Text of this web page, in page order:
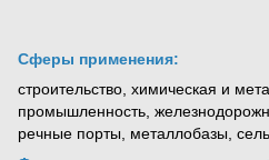
Сферы применения:
строительство, химическая и
промышленность,
речные порты, металлобазы,